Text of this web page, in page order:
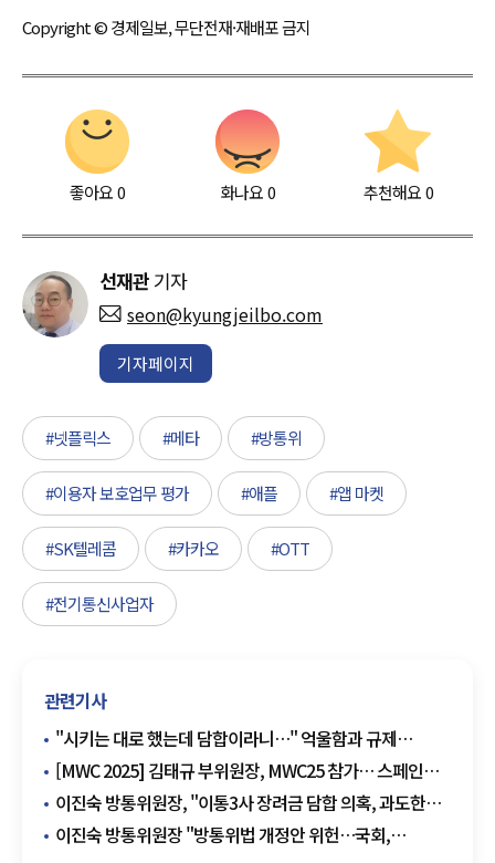
Copyright © 경제일보, 무단전재·재배포 금지
좋아요0 화나요0 추천해요 0
선재관 기자
seon@kyungjeilbo.com
기자페이지
#넷플릭스 #메타 #방통위
#이용자 보호업무 평가 #애플 #앱 마켓
#SK텔레콤 #카카오 #OTT
#전기통신사업자
관련기사
"시키는 대로 했는데 담합이라니…" 억울함과 규제
엇박자에 신음하는 통신 3사
[MWC 2025] 김태규 부위원장, MWC25 참가… 스페인과
방송·통신 협력 확대 '시동'
이진숙 방통위원장, "이통3사 장려금 담합 의혹, 과도한
단죄는 부당"
이진숙 방통위원장 "방통위법 개정안 위헌…국회,